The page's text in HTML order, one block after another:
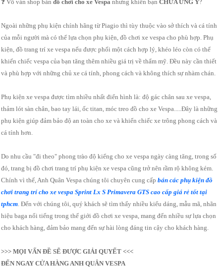
❓ Vô vàn shop bánđồ chơi cho xe Vespanhưng khiến bạn CHƯA ƯNG Ý?
Ngoài những phụ kiện chính hãng từ Piagio thì tùy thuộc vào sở thích và cá tính
của mỗi người mà có thể lựa chọn phụ kiện, đồ chơi xe vespa cho phù hợp. Phụ
kiện, đồ trang trí xe vespa nếu được phối một cách hợp lý, khéo léo còn có thể
khiến chiếc vespa của bạn tăng thêm nhiều giá trị về thẩm mỹ. Đều này cần thiết
và phù hợp với những chủ xe cá tính, phong cách và không thích sự nhàm chán.
Phụ kiện xe vespa được tìm nhiều nhất điển hình là: độ gác chân sau xe vespa,
thảm lót sàn chân, bao tay lái, ốc titan, móc treo đồ cho xe Vespa.....Đây là những
phụ kiện giúp đảm bảo độ an toàn cho xe và khiến chiếc xe trông phong cách và
cá tính hơn.
Do nhu cầu "đi theo" phong trào độ kiểng cho xe vespa ngày càng tăng, trong số
đó, trang bị đồ chơi trang trí phụ kiện xe vespa cũng trở nên rầm rộ không kém.
Chính vì thế, Anh Quân Vespa chúng tôi chuyên cung cấpbán các phụ kiện đồ
chơi trang trí cho xe vespa Sprint Lx S Primavera GTS cao cấp giá rẻ tốt tại
tphcm. Đến với chúng tôi, quý khách sẽ tìm thấy nhiều kiểu dáng, mẫu mã, nhãn
hiệu baga nổi tiếng trong thế giới đồ chơi xe vespa, mang đến nhiều sự lựa chọn
cho khách hàng, đảm bảo mang đến sự hài lòng đáng tin cậy cho khách hàng.
>>> MỌI VẤN ĐỀ SẼ ĐƯỢC GIẢI QUYẾT <<<
ĐẾN NGAY CỬA HÀNG ANH QUÂN VESPA